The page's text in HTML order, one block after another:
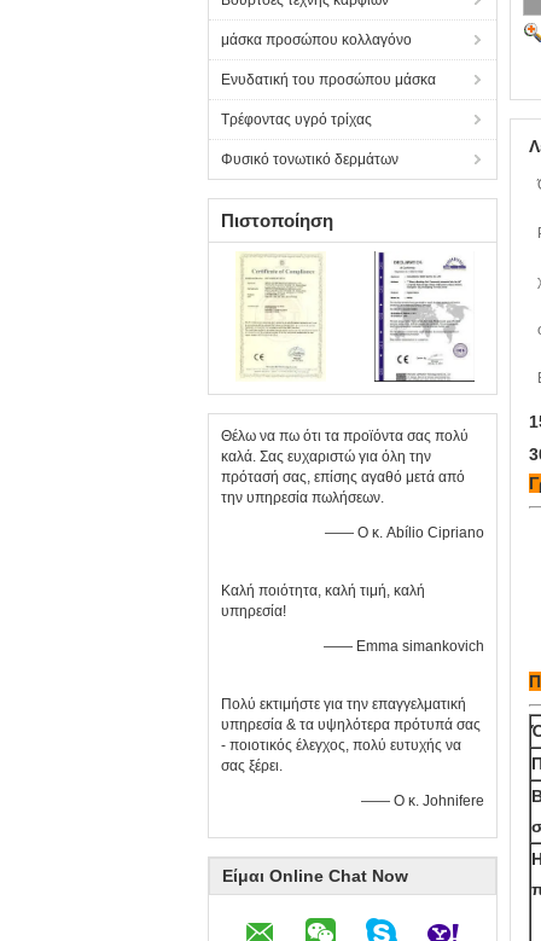
μάσκα προσώπου κολλαγόνο
Ενυδατική του προσώπου μάσκα
Τρέφοντας υγρό τρίχας
Φυσικό τονωτικό δερμάτων
Πιστοποίηση
Θέλω να πω ότι τα προϊόντα σας πολύ
καλά. Σας ευχαριστώ για όλη την
πρότασή σας, επίσης αγαθό μετά από
την υπηρεσία πωλήσεων.
—— Ο κ. Abílio Cipriano
Καλή ποιότητα, καλή τιμή, καλή
υπηρεσία!
—— Emma simankovich
Πολύ εκτιμήστε για την επαγγελματική
υπηρεσία & τα υψηλότερα πρότυπά σας
- ποιοτικός έλεγχος, πολύ ευτυχής να
σας ξέρει.
—— Ο κ. Johnifere
Είμαι Online Chat Now